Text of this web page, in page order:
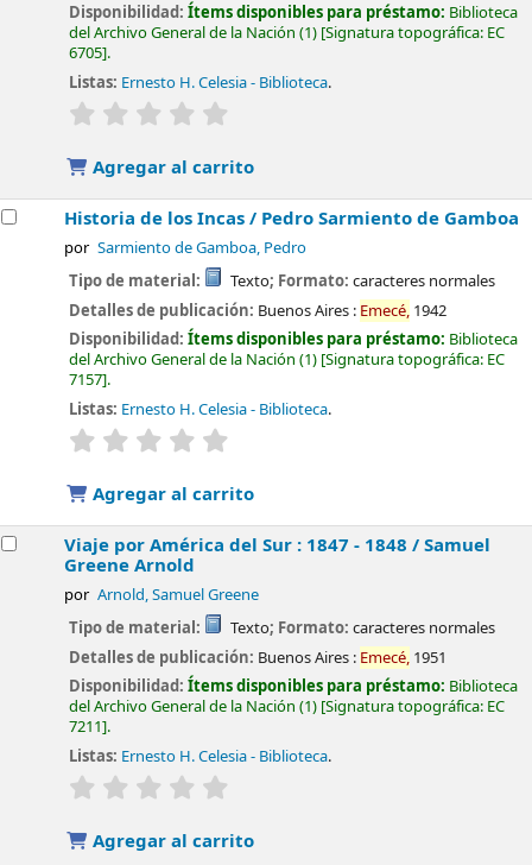
Disponibilidad:Ítems disponibles para préstamo: Biblioteca
del Archivo General de la Nación (1) Signatura topográfica: EC
6705 .
Listas: Ernesto H. Celesia - Biblioteca.
valoración
Agregar al carrito
Historia de los Incas / Pedro Sarmiento de Gamboa
por Sarmiento de Gamboa, Pedro
Tipo de material: Texto; Formato: caracteres normales
Detalles de publicación: Buenos Aires : Emecé, 1942
Disponibilidad:Ítems disponibles para préstamo: Biblioteca
del Archivo General de la Nación (1) Signatura topográfica: EC
7157 .
Listas: Ernesto H. Celesia - Biblioteca.
valoración
Agregar al carrito
Viaje por América del Sur : 1847 - 1848 /Samuel
Greene Arnold
por Arnold, Samuel Greene
Tipo de material: Texto; Formato: caracteres normales
Detalles de publicación: Buenos Aires : Emecé, 1951
Disponibilidad:Ítems disponibles para préstamo: Biblioteca
del Archivo General de la Nación (1) Signatura topográfica: EC
7211 .
Listas: Ernesto H. Celesia - Biblioteca.
valoración
Agregar al carrito